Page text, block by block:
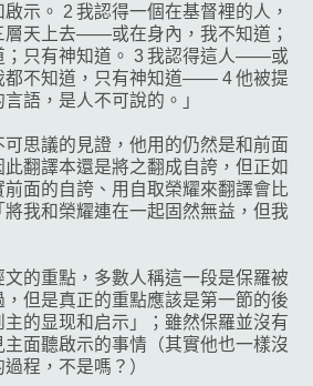
示。 2 我認得一個在基督裡的人，
層天上去——或在身內，我不知道；
；只有神知道。 3 我認得這人——或
都不知道，只有神知道—— 4 他被提
語，是人不可說的。」
思議的見證，他用的仍然是和前面
此翻譯本還是將之翻成自誇，但正如
面的自誇、用自取榮耀來翻譯會比
我和榮耀連在一起固然無益，但我
的重點，多數人稱這一段是保羅被
但是真正的重點應該是第一節的後
的显现和启示」；雖然保羅並沒有
面聽啟示的事情（其實他也一樣沒
程，不是嗎？）